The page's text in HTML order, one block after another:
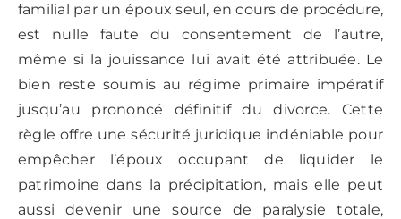
familial par un époux seul, en cours de procédure,
est nulle faute du consentement de l’autre,
même si la jouissance lui avait été attribuée. Le
bien reste soumis au régime primaire impératif
jusqu’au prononcé définitif du divorce. Cette
règle offre une sécurité juridique indéniable pour
empêcher l’époux occupant de liquider le
patrimoine dans la précipitation, mais elle peut
aussi devenir une source de paralysie totale,